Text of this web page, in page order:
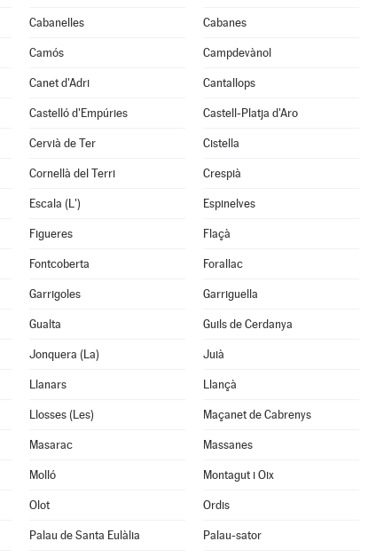
Cabanelles Cabanes
Camós Campdevànol
Canet d'Adri Cantallops
Castelló d'Empúries Castell-Platja d'Aro
Cervià de Ter Cistella
Cornellà del Terri Crespià
Escala (L') Espinelves
Figueres Flaçà
Fontcoberta Forallac
Garrigoles Garriguella
Gualta Guils de Cerdanya
Jonquera (La) Juià
Llanars Llançà
Llosses (Les) Maçanet de Cabrenys
Masarac Massanes
Molló Montagut i Oix
Olot Ordis
Palau de Santa Eulàlia Palau-sator